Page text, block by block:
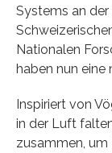
Systems an der
Nationalen
haben nun eine
Inspiriert von
in der Luft
zusammen, um